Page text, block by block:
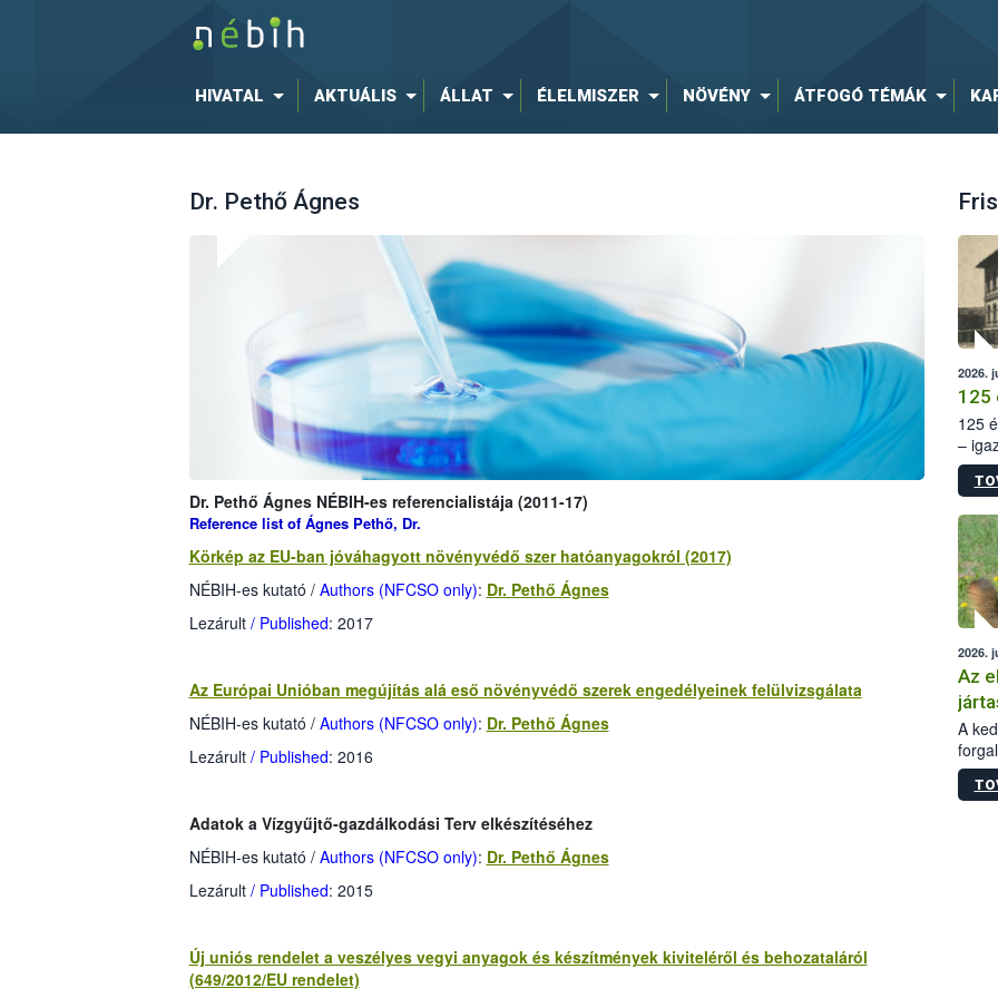
HIVATAL AKTUÁLIS ÁLLAT ÉLELMISZER NÖVÉNY ÁTFOGÓ TÉMÁK
Dr. Pethő Ágnes
Dr. Pethő Ágnes NÉBIH-es referencialistája (2011-17)
Reference list of Ágnes Pethő, Dr.
Körkép az EU-ban jóváhagyott növényvédő szer hatóanyagokról (2017)
NÉBIH-es kutató /Authors (NFCSO only): Dr. Pethő Ágnes
Lezárult / Published: 2017
Az Európai Unióban megújítás alá eső növényvédő szerek engedélyeinek felülvizsgálata
NÉBIH-es kutató /Authors (NFCSO only): Dr. Pethő Ágnes
Lezárult / Published: 2016
Adatok a Vízgyűjtő-gazdálkodási Terv elkészítéséhez
NÉBIH-es kutató /Authors (NFCSO only): Dr. Pethő Ágnes
Lezárult / Published: 2015
Új uniós rendelet a veszélyes vegyi anyagok és készítmények kiviteléről és behozataláról
(649/2012/EU rendelet)
2026.
125
125
–
15.
2026.
Az
A